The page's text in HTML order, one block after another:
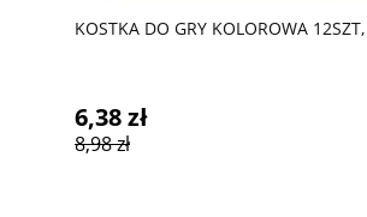
KOSTKA DO GRY KOLOROWA
6,38 zł
8,98 zł